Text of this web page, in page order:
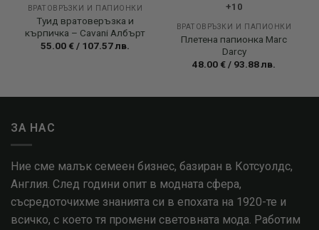
ВРАТОВРЪЗКИ И ПАПИОНКИ
Туид вратоверъзка и
кърпичка – Cavani Албърт
55.00 €/ 107.57лв.
+10
ВРАТОВРЪЗКИ И ПАПИОНКИ
Плетена папионка Marc
Darcy
48.00 €/ 93.88лв.
ЗА НАС
Ние сме малък семеен бизнес, базиран в Котсуолдс,
Англия. След години опит в модната сфера,
съсредоточихме знанията си в епохата на 1920-те и
всичко, с което тя промени световната мода. Работим